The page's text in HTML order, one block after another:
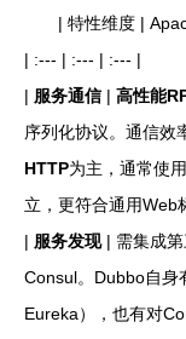
| 特性维度 |
| :--- | :--- | :--- |
| 服务通信| 高性能
序列化协议。通信效
HTTP为主，通常使
立，更符合通用Web
| 服务发现| 需集成第
Consul。Dubbo自身
Eureka），也有对